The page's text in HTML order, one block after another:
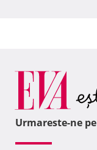
Urmareste-ne pe